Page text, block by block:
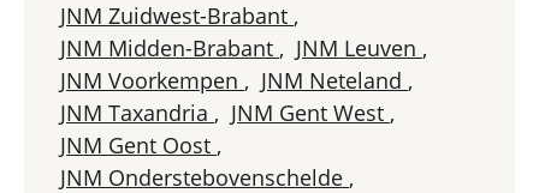
JNM Zuidwest-Brabant ,
JNM Midden-Brabant , JNM Leuven ,
JNM Voorkempen , JNM Neteland ,
JNM Taxandria , JNM Gent West ,
JNM Gent Oost ,
JNM Onderstebovenschelde ,